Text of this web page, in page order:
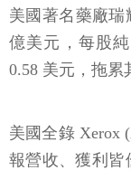
美國著名藥廠瑞
億美元，每股
0.58 美元，拖累
美國全錄 Xerox
報營收、獲利皆